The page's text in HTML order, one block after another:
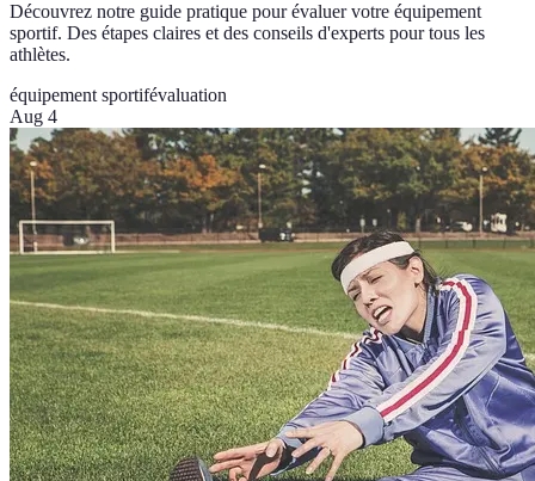
Découvrez notre guide pratique pour évaluer votre équipement
sportif. Des étapes claires et des conseils d'experts pour tous les
athlètes.
équipement sportifévaluation
Aug 4